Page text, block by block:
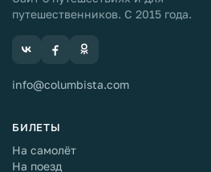
путешественников. С 2015 года.
info@columbista.com
БИЛЕТЫ
На самолёт
На поезд